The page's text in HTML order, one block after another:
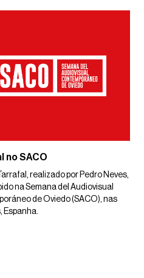
no SACO
realizado por Pedro Neves,
na Semana del Audiovisual
de Oviedo (SACO), nas
Espanha.